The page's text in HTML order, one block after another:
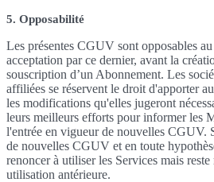
5. Opposabilité
Les présentes CGUV sont opposables
acceptation par ce dernier, avant la
souscription d’un Abonnement. Les
affiliées se réservent le droit d'apporter
les modifications qu'elles jugeront
leurs meilleurs efforts pour informer les
l'entrée en vigueur de nouvelles CGUV.
de nouvelles CGUV et en toute
renoncer à utiliser les Services mais
utilisation antérieure.